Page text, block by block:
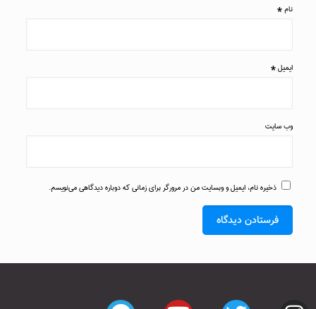
نام*
ایمیل*
وب‌ سایت
ذخیره نام، ایمیل و وبسایت من در مرورگر برای زمانی که دوباره دیدگاهی می‌نویسم.